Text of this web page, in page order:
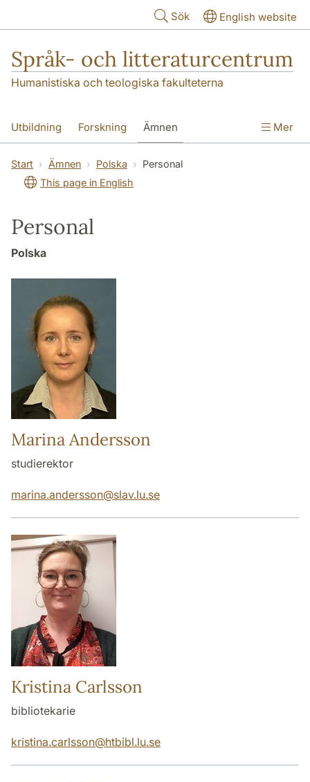
Sök English website
Språk- och litteraturcentrum
Humanistiska och teologiska fakulteterna
Utbildning Forskning Ämnen
SOL-husen Kontakt Institutionen
översättning till svenska
Mer
Start Ämnen Polska
Personal
This page in English
Personal
Polska
Marina Andersson
studierektor
marina.andersson@slav.lu.se
Kristina Carlsson
bibliotekarie
kristina.carlsson@htbibl.lu.se